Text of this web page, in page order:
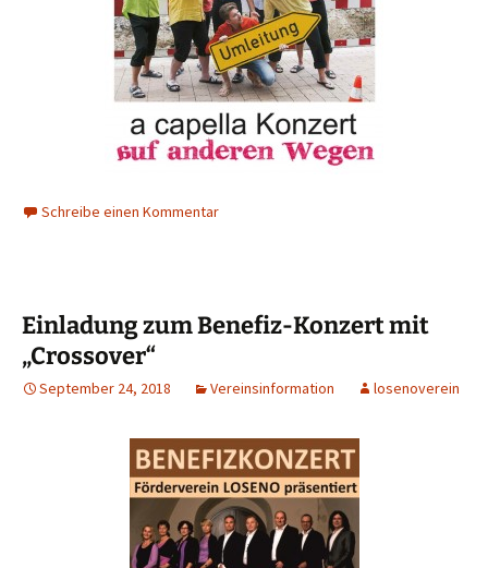
Schreibe einen Kommentar
Einladung zum Benefiz-Konzert mit
„Crossover“
September 24, 2018 Vereinsinformation losenoverein